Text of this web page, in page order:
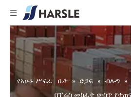
የአሁኑ ሥፍራ: ቤት » ድጋፍ » ብሎግ »
በፕሬስ መከፈት ውስጥ